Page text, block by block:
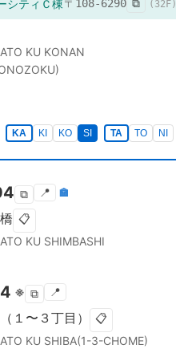
シティＣ棟〒 108-6290 ⧉ ( 32 F)
KU KONAN
KA KI KO SI TA TO NI
⧉ 📍 🏣
📋
KU SHIMBASHI
※ ⧉ 📍
１〜３丁目） 📋
KU SHIBA(1-3-CHOME)